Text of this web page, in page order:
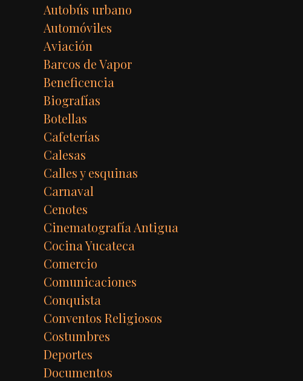
Autobús urbano
Automóviles
Aviación
Barcos de Vapor
Beneficencia
Biografías
Botellas
Cafeterías
Calesas
Calles y esquinas
Carnaval
Cenotes
Cinematografía Antigua
Cocina Yucateca
Comercio
Comunicaciones
Conquista
Conventos Religiosos
Costumbres
Deportes
Documentos